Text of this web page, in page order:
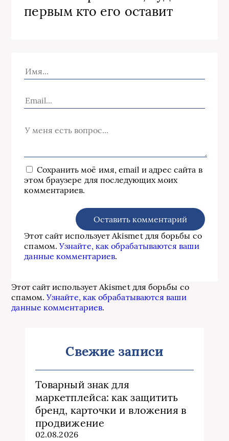
первым кто его оставит
Сохранить моё имя, email и адрес сайта в
этом браузере для последующих моих
комментариев.
Этот сайт использует Akismet для борьбы со
спамом.Узнайте, как обрабатываются ваши
данные комментариев.
Этот сайт использует Akismet для борьбы со
спамом.Узнайте, как обрабатываются ваши
данные комментариев.
Свежие записи
Товарный знак для
маркетплейса: как защитить
бренд, карточки и вложения в
продвижение
02.08.2026